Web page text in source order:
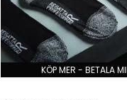
KÖP MER - BETALA